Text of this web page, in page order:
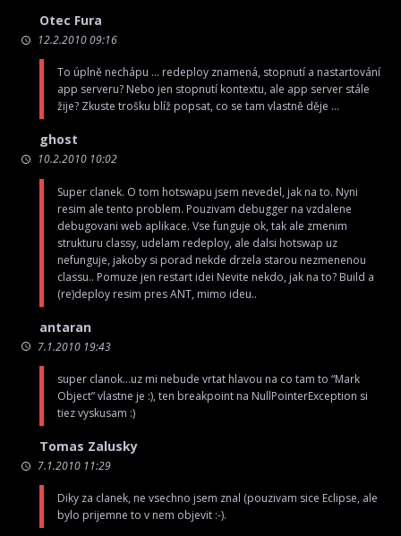
Otec Fura
12.2.2010 09:16
To úplně nechápu … redeploy znamená, stopnutí a nastartování
app serveru? Nebo jen stopnutí kontextu, ale app server stále
žije? Zkuste trošku blíž popsat, co se tam vlastně děje …
ghost
10.2.2010 10:02
Super clanek. O tom hotswapu jsem nevedel, jak na to. Nyni
resim ale tento problem. Pouzivam debugger na vzdalene
debugovani web aplikace. Vse funguje ok, tak ale zmenim
strukturu classy, udelam redeploy, ale dalsi hotswap uz
nefunguje, jakoby si porad nekde drzela starou nezmenenou
classu.. Pomuze jen restart idei Nevite nekdo, jak na to? Build a
(re)deploy resim pres ANT, mimo ideu..
antaran
7.1.2010 19:43
super clanok…uz mi nebude vrtat hlavou na co tam to “Mark
Object” vlastne je :), ten breakpoint na NullPointerException si
tiez vyskusam :)
Tomas Zalusky
7.1.2010 11:29
Diky za clanek, ne vsechno jsem znal (pouzivam sice Eclipse, ale
bylo prijemne to v nem objevit :-).